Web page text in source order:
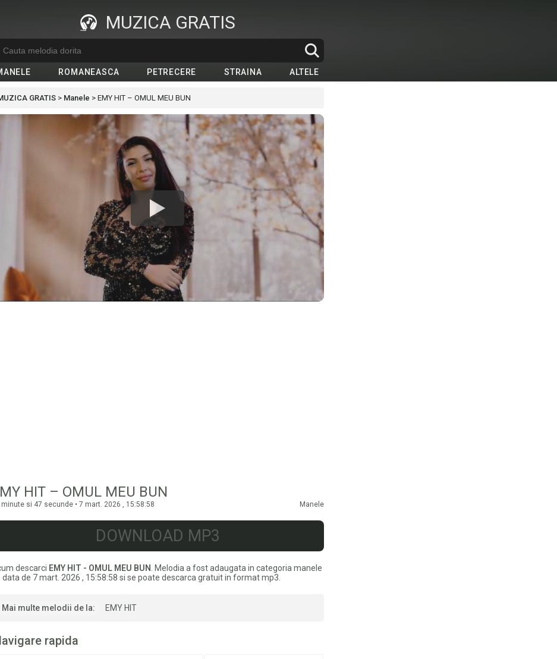
MUZICA GRATIS
ROMANEASCA PETRECERE STRAINA ALTELE
GRATIS > Manele > EMY HIT – OMUL MEU BUN
HIT – OMUL MEU BUN
minute si 47 secunde • 7 mart. 2026 , 15:58:58 Manele
DOWNLOAD MP3
descarci EMY HIT - OMUL MEU BUN
. Melodia a fost adaugata in categoria manele
data de 7 mart. 2026 , 15:58:58 si se poate descarca gratuit in format mp3.
Mai multe melodii de la: EMY HIT
rapida